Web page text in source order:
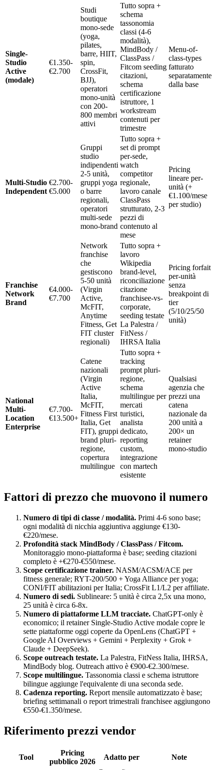
Single-
Studio
Active
(modale)
€1.350-
€2.700
Studi
boutique
mono-sede
(yoga,
pilates,
barre, HIIT,
spin,
CrossFit,
BJJ),
operatori
mono-unità
con 200-
800 membri
attivi
Tutto sopra +
schema
tassonomia
classi (4-6
modalità),
MindBody /
ClassPass /
Fitcom seeding
citazioni,
schema
certificazione
istruttore, 1
workstream
contenuti per
trimestre
Menu-of-
class-types
fatturato
separatamente
dalla base
Multi-Studio
Independent
€2.700-
€5.000
Gruppi
studio
indipendenti
2-5 unità,
gruppi yoga
o barre
regionali,
operatori
multi-sede
mono-brand
Tutto sopra +
set di prompt
per-sede,
watch
competitor
regionale,
lavoro canale
ClassPass
strutturato, 2-3
pezzi di
contenuto al
mese
Pricing
lineare per-
unità (+
€1.100/mese
per studio)
Franchise
Network
Brand
€4.000-
€7.700
Network
franchise
che
gestiscono
5-50 unità
(Virgin
Active,
McFIT,
Anytime
Fitness, Get
FIT cluster
regionali)
Tutto sopra +
lavoro
Wikipedia
brand-level,
riconciliazione
citazione
franchisee-vs-
corporate,
seeding testate
La Palestra /
FitNess /
IHRSA Italia
Pricing forfait
per-unità
senza
breakpoint di
tier
(5/10/25/50
unità)
National
Multi-
Location
Enterprise
€7.700-
€13.500+
Catene
nazionali
(Virgin
Active
Italia,
McFIT,
Fitness First
Italia, Get
FIT), gruppi
brand pluri-
regione,
copertura
multilingue
Tutto sopra +
tracking
prompt pluri-
regione,
schema
multilingue per
mercati
turistici,
analista
dedicato,
reporting
custom,
integrazione
con martech
esistente
Qualsiasi
agenzia che
prezzi una
catena
nazionale da
200 unità a
200× un
retainer
mono-studio
Fattori di prezzo che muovono il numero
Numero di tipi di classe / modalità. Primi 4-6 sono base;
ogni modalità di nicchia aggiuntiva aggiunge €130-
€220/mese.
Profondità stack MindBody / ClassPass / Fitcom.
Monitoraggio mono-piattaforma è base; seeding citazioni
completo è +€270-€550/mese.
Scope certificazione trainer. NASM/ACSM/ACE per
fitness generale; RYT-200/500 + Yoga Alliance per yoga;
CONI/FIT abilitazioni per Italia; CrossFit L1/L2 per affiliate.
Numero di sedi. Sublineare: 5 unità è circa 2,5x una mono,
25 unità è circa 6-8x.
Numero di piattaforme LLM tracciate. ChatGPT-only è
economico; il retainer Single-Studio Active modale copre le
sette piattaforme oggi coperte da OpenLens (ChatGPT +
Google AI Overviews + Gemini + Perplexity + Grok +
Claude + DeepSeek).
Scope outreach testate. La Palestra, FitNess Italia, IHRSA,
MindBody blog. Outreach attivo è €900-€2.300/mese.
Scope multilingue. Tassonomia classi e schema istruttore
bilingue aggiunge l'equivalente di una seconda sede.
Cadenza reporting. Report mensile automatizzato è base;
briefing settimanali o report trimestrali franchisee aggiungono
€550-€1.350/mese.
Riferimento prezzi vendor
Tool
Pricing
pubblico 2026
Adatto per
Note